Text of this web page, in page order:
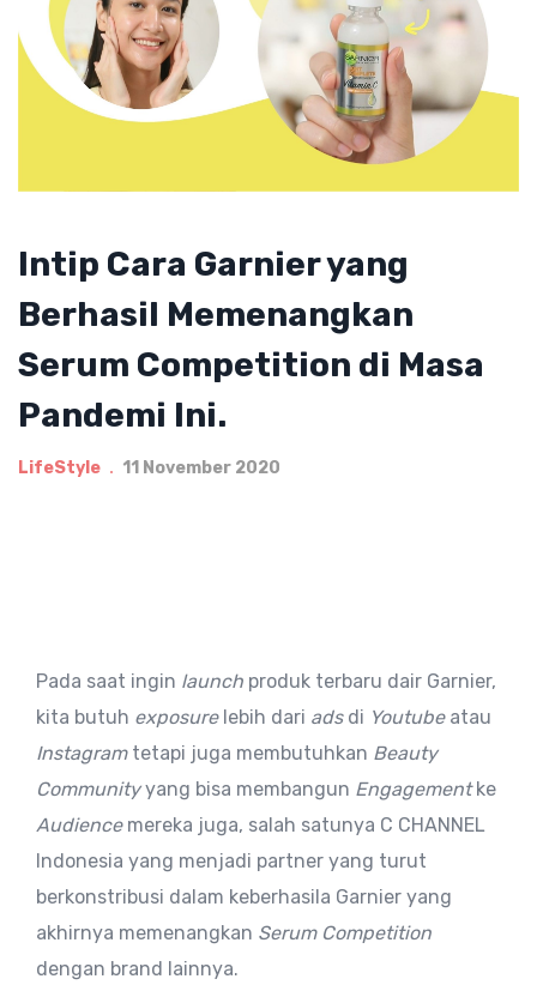
Intip Cara Garnier yang
Berhasil Memenangkan
Serum Competition di Masa
Pandemi Ini.
LifeStyle 11 November 2020
Pada saat ingin launch produk terbaru dair Garnier,
kita butuh exposurelebih dari adsdi Youtubeatau
Instagramtetapi juga membutuhkan Beauty
Communityyang bisa membangun Engagementke
Audiencemereka juga, salah satunya C CHANNEL
Indonesia yang menjadi partner yang turut
berkonstribusi dalam keberhasila Garnier yang
akhirnya memenangkan Serum Competition
dengan brand lainnya.